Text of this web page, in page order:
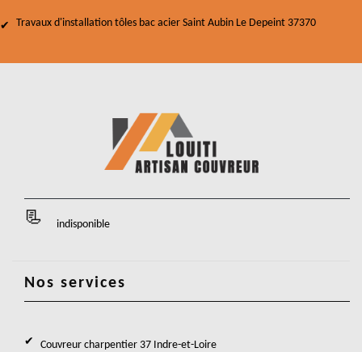
Travaux d'installation tôles bac acier Saint Aubin Le Depeint 37370
indisponible
Nos services
Couvreur charpentier 37 Indre-et-Loire